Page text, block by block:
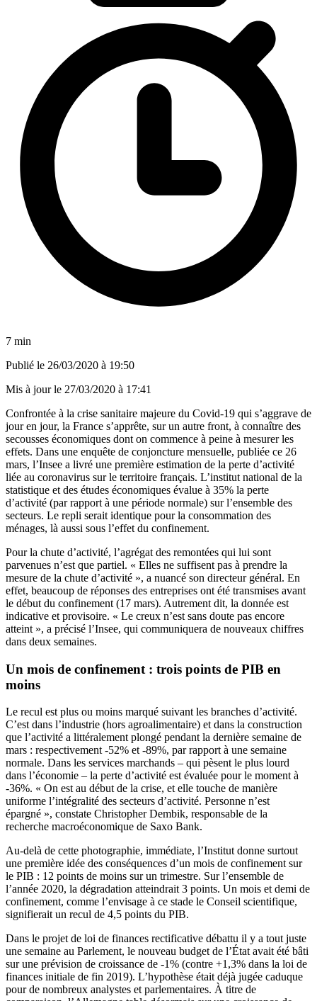
7 min
Publié le 26/03/2020 à 19:50
Mis à jour le 27/03/2020 à 17:41
Confrontée à la crise sanitaire majeure du Covid-19 qui s’aggrave de
jour en jour, la France s’apprête, sur un autre front, à connaître des
secousses économiques dont on commence à peine à mesurer les
effets. Dans une enquête de conjoncture mensuelle, publiée ce 26
mars, l’Insee a livré une première estimation de la perte d’activité
liée au coronavirus sur le territoire français. L’institut national de la
statistique et des études économiques évalue à 35% la perte
d’activité (par rapport à une période normale) sur l’ensemble des
secteurs. Le repli serait identique pour la consommation des
ménages, là aussi sous l’effet du confinement.
Pour la chute d’activité, l’agrégat des remontées qui lui sont
parvenues n’est que partiel. « Elles ne suffisent pas à prendre la
mesure de la chute d’activité », a nuancé son directeur général. En
effet, beaucoup de réponses des entreprises ont été transmises avant
le début du confinement (17 mars). Autrement dit, la donnée est
indicative et provisoire. « Le creux n’est sans doute pas encore
atteint », a précisé l’Insee, qui communiquera de nouveaux chiffres
dans deux semaines.
Un mois de confinement : trois points de PIB en
moins
Le recul est plus ou moins marqué suivant les branches d’activité.
C’est dans l’industrie (hors agroalimentaire) et dans la construction
que l’activité a littéralement plongé pendant la dernière semaine de
mars : respectivement -52% et -89%, par rapport à une semaine
normale. Dans les services marchands – qui pèsent le plus lourd
dans l’économie – la perte d’activité est évaluée pour le moment à
-36%. « On est au début de la crise, et elle touche de manière
uniforme l’intégralité des secteurs d’activité. Personne n’est
épargné », constate Christopher Dembik, responsable de la
recherche macroéconomique de Saxo Bank.
Au-delà de cette photographie, immédiate, l’Institut donne surtout
une première idée des conséquences d’un mois de confinement sur
le PIB : 12 points de moins sur un trimestre. Sur l’ensemble de
l’année 2020, la dégradation atteindrait 3 points. Un mois et demi de
confinement, comme l’envisage à ce stade le Conseil scientifique,
signifierait un recul de 4,5 points du PIB.
Dans le projet de loi de finances rectificative débattu il y a tout juste
une semaine au Parlement, le nouveau budget de l’État avait été bâti
sur une prévision de croissance de -1% (contre +1,3% dans la loi de
finances initiale de fin 2019). L’hypothèse était déjà jugée caduque
pour de nombreux analystes et parlementaires. À titre de